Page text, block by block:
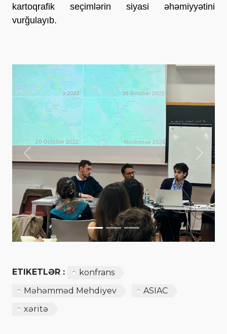
kartoqrafik seçimlərin siyasi əhəmiyyətini
vurğulayıb.
Previous Next
ETIKETLƏR :
konfrans
Məhəmməd Mehdiyev
ASIAC
xəritə